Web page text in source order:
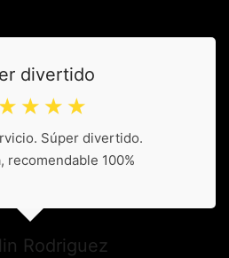
Rodriguez
divertido
☆ ☆ ☆ ☆
Súper divertido.
recomendable 100%